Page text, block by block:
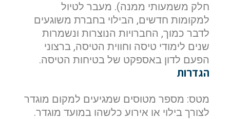
חלק משמעותי ממנה). מעבר לטיול
למקומות חדשים, הבילוי בחברת משוגעים
לדבר כמוך, החברויות הנוצרות ונשמרות
שנים לימודי טיסה וחווית הטיסה, ברצוני
הפעם לדון באספקט של בטיחות הטיסה.
הגדרות
מטס: מספר מטוסים שמגיעים למקום מוגדר
לצורך בילוי או אירוע כלשהו במועד מוגדר.